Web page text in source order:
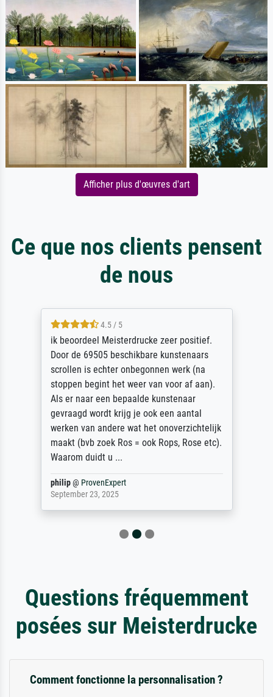
Afficher plus d'œuvres d'art
Ce que nos clients pensent
de nous
4.5 / 5
ik beoordeel Meisterdrucke zeer positief.
Door de 69505 beschikbare kunstenaars
scrollen is echter onbegonnen werk (na
stoppen begint het weer van voor af aan).
Als er naar een bepaalde kunstenaar
gevraagd wordt krijg je ook een aantal
werken van andere wat het onoverzichtelijk
maakt (bvb zoek Ros = ook Rops, Rose etc).
Waarom duidt u ...
philip@ ProvenExpert
September 23, 2025
Questions fréquemment
posées sur Meisterdrucke
Comment fonctionne la personnalisation ?